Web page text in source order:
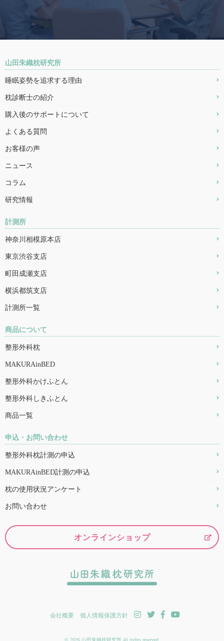
山田朱織枕研究所
睡眠姿勢を追求する理由
枕診断士の紹介
購入後のサポートについて
よくある質問
お客様の声
ニュース
コラム
研究情報
計測所
神奈川相模原本店
東京渋谷支店
町田成瀬支店
横浜都筑支店
計測所一覧
商品について
整形外科枕
MAKURAinBED
整形外科かけふとん
整形外科しきふとん
商品一覧
申込・お問い合わせ
整形外科枕計測の申込
MAKURAinBED計測の申込
枕の使用状況アンケート
お問い合わせ
オンラインショップ
会社概要 個人情報保護方針
© 2026 山田朱織枕研究所 all rights reserved.